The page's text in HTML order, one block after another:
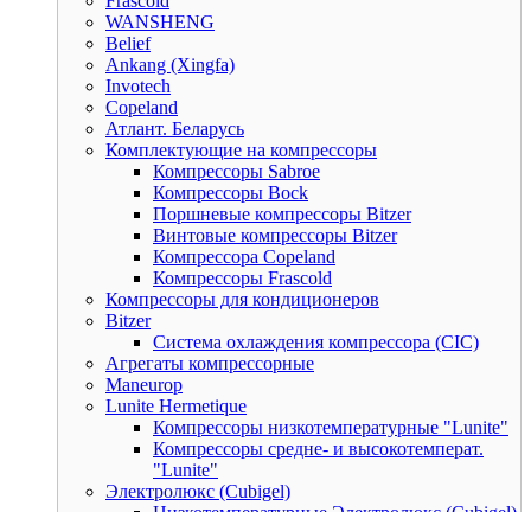
WANSHENG
Belief
Ankang (Xingfa)
Invotech
Copeland
Атлант. Беларусь
Комплектующие на компрессоры
Компрессоры Sabroe
Компрессоры Bock
Поршневые компрессоры Bitzer
Винтовые компрессоры Bitzer
Компрессора Copeland
Компрессоры Frascold
Компрессоры для кондиционеров
Bitzer
Система охлаждения компрессора (CIC)
Агрегаты компрессорные
Maneurop
Lunite Hermetique
Компрессоры низкотемпературные "Lunite"
Компрессоры средне- и высокотемперат.
"Lunite"
Электролюкс (Cubigel)